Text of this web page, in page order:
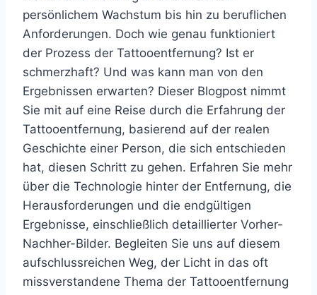
persönlichem Wachstum bis hin zu beruflichen
Anforderungen. Doch wie genau funktioniert
der Prozess der Tattooentfernung? Ist er
schmerzhaft? Und was kann man von den
Ergebnissen erwarten? Dieser Blogpost nimmt
Sie mit auf eine Reise durch die Erfahrung der
Tattooentfernung, basierend auf der realen
Geschichte einer Person, die sich entschieden
hat, diesen Schritt zu gehen. Erfahren Sie mehr
über die Technologie hinter der Entfernung, die
Herausforderungen und die endgültigen
Ergebnisse, einschließlich detaillierter Vorher-
Nachher-Bilder. Begleiten Sie uns auf diesem
aufschlussreichen Weg, der Licht in das oft
missverstandene Thema der Tattooentfernung